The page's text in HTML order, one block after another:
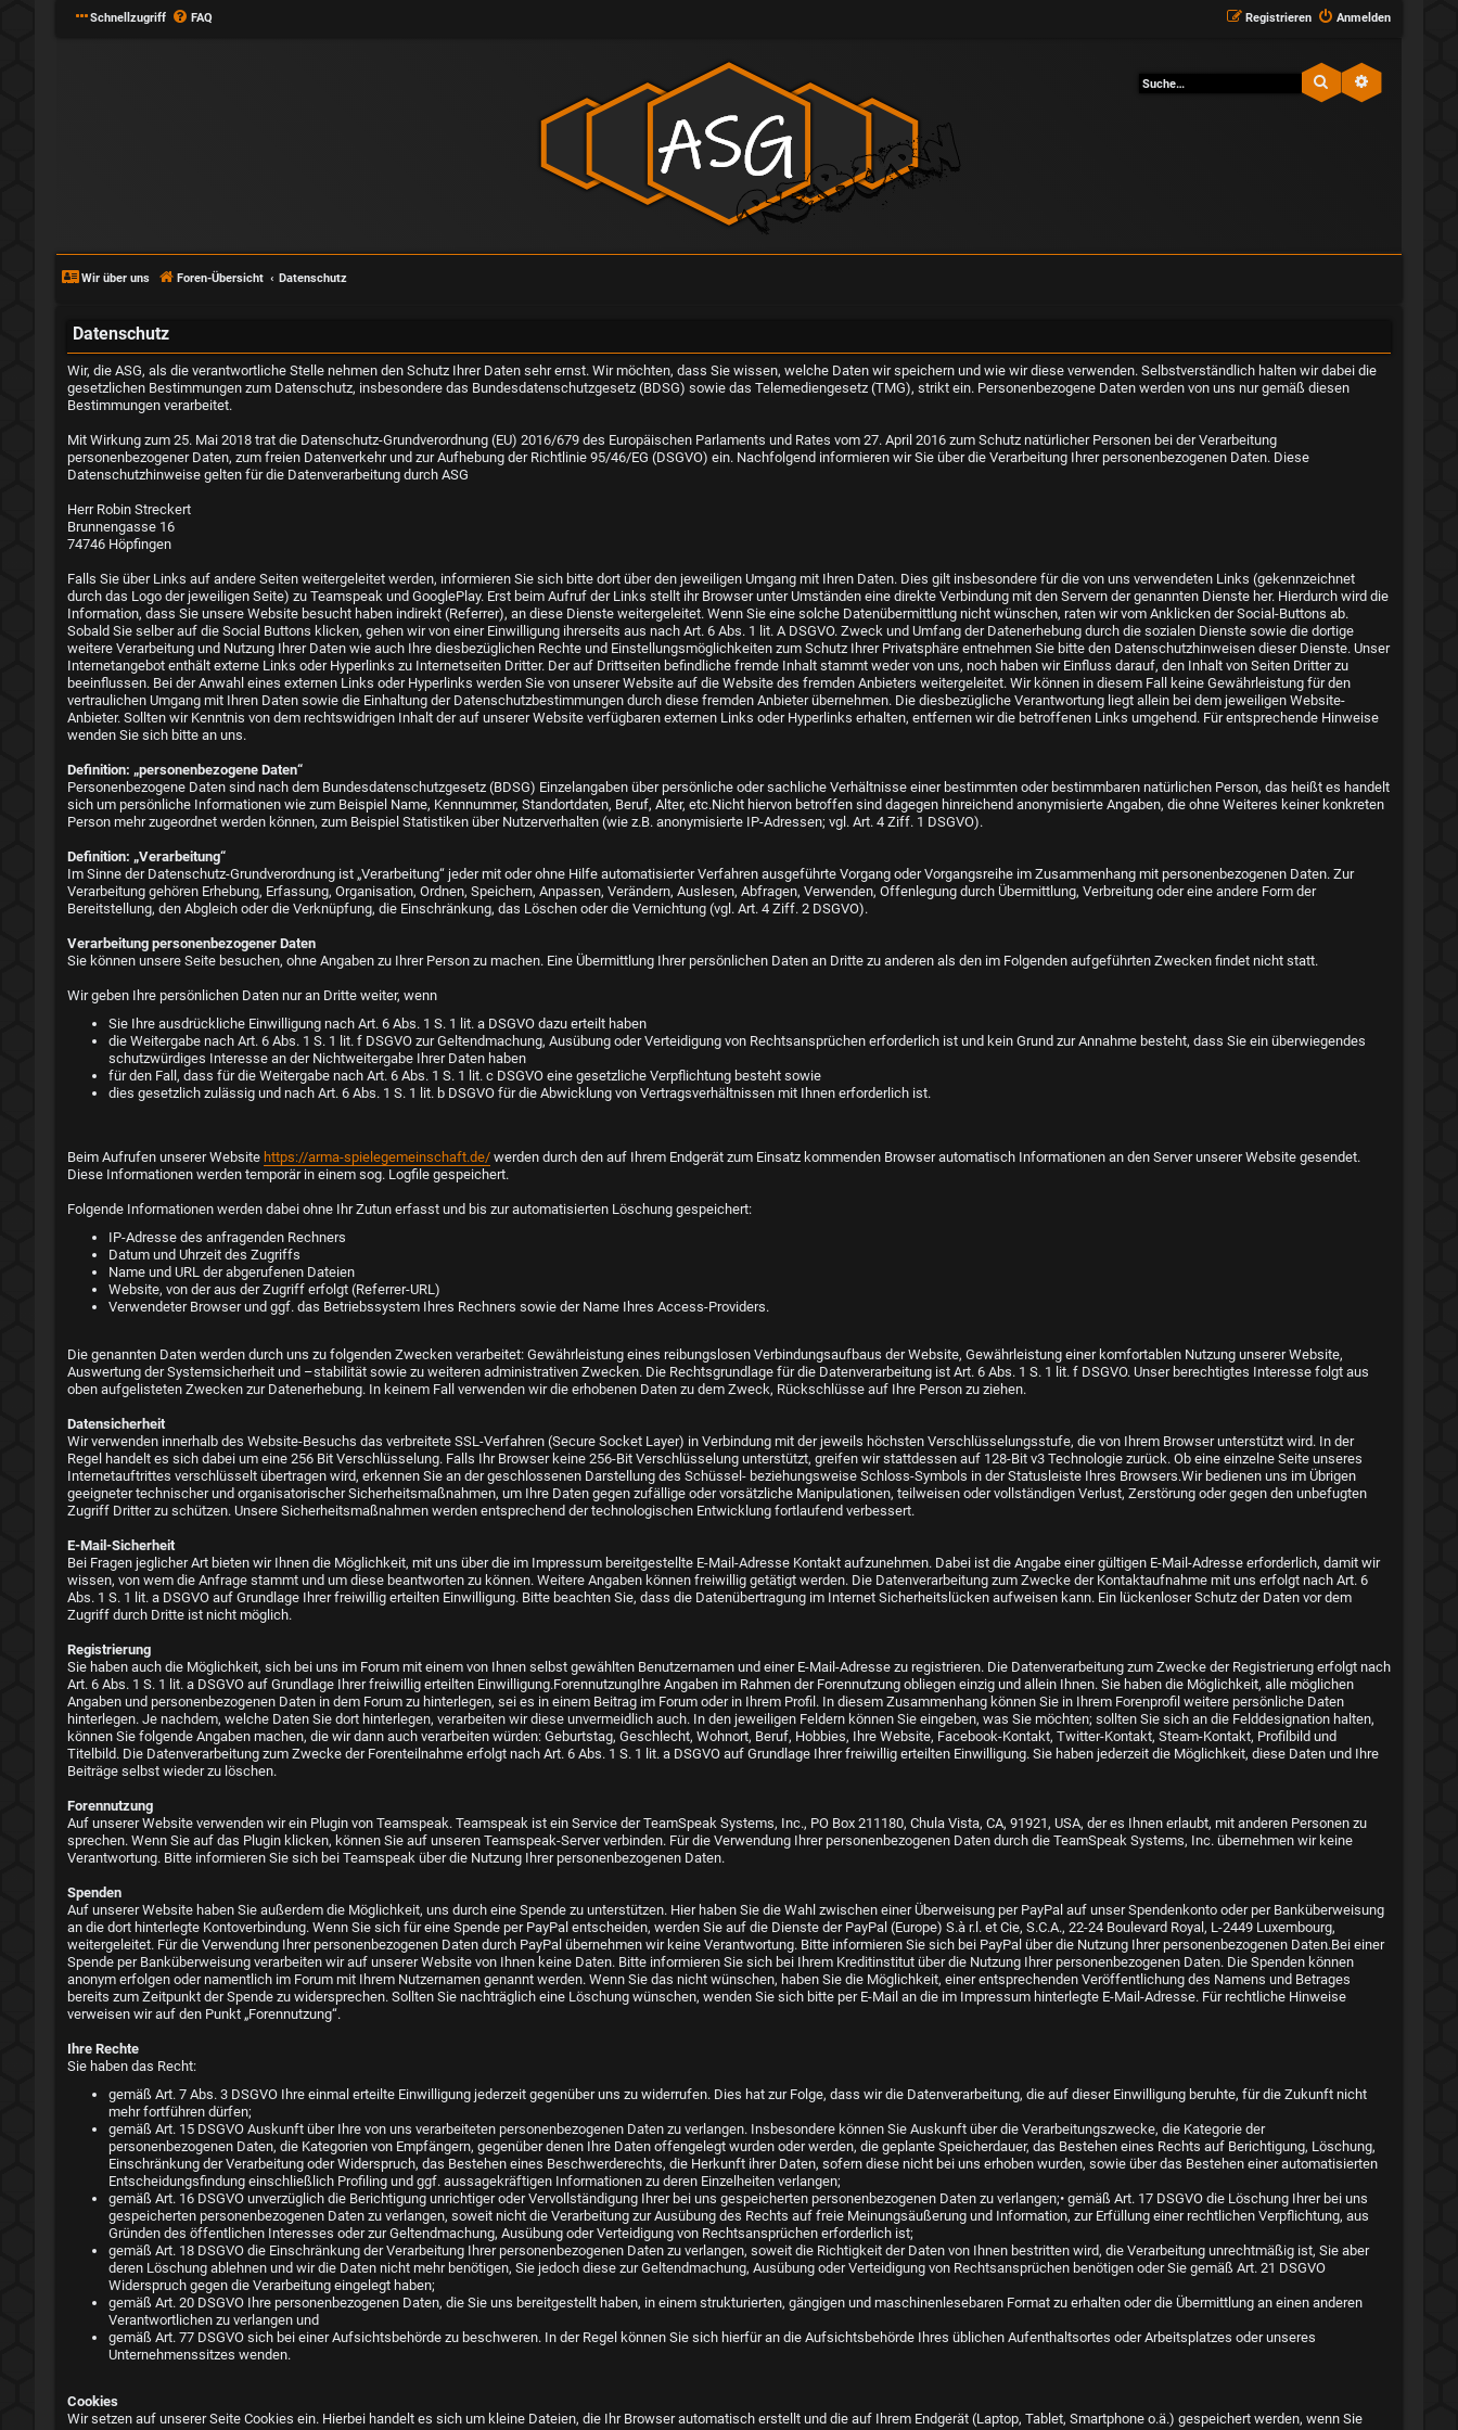
Schnellzugriff FAQ Anmelden
Registrieren
Suche
Wir über uns Foren-Übersicht Datenschutz
Datenschutz
Wir, die ASG, als die verantwortliche Stelle nehmen den Schutz Ihrer Daten sehr ernst. Wir möchten, dass Sie wissen, welche Daten wir speichern und wie wir diese verwenden. Selbstverständlich halten wir dabei die
gesetzlichen Bestimmungen zum Datenschutz, insbesondere das Bundesdatenschutzgesetz (BDSG) sowie das Telemediengesetz (TMG), strikt ein. Personenbezogene Daten werden von uns nur gemäß diesen
Bestimmungen verarbeitet.
Mit Wirkung zum 25. Mai 2018 trat die Datenschutz-Grundverordnung (EU) 2016/679 des Europäischen Parlaments und Rates vom 27. April 2016 zum Schutz natürlicher Personen bei der Verarbeitung
personenbezogener Daten, zum freien Datenverkehr und zur Aufhebung der Richtlinie 95/46/EG (DSGVO) ein. Nachfolgend informieren wir Sie über die Verarbeitung Ihrer personenbezogenen Daten. Diese
Datenschutzhinweise gelten für die Datenverarbeitung durch ASG
Herr Robin Streckert
Brunnengasse 16
74746 Höpfingen
Falls Sie über Links auf andere Seiten weitergeleitet werden, informieren Sie sich bitte dort über den jeweiligen Umgang mit Ihren Daten. Dies gilt insbesondere für die von uns verwendeten Links (gekennzeichnet
durch das Logo der jeweiligen Seite) zu Teamspeak und GooglePlay. Erst beim Aufruf der Links stellt ihr Browser unter Umständen eine direkte Verbindung mit den Servern der genannten Dienste her. Hierdurch wird die
Information, dass Sie unsere Website besucht haben indirekt (Referrer), an diese Dienste weitergeleitet. Wenn Sie eine solche Datenübermittlung nicht wünschen, raten wir vom Anklicken der Social-Buttons ab.
Sobald Sie selber auf die Social Buttons klicken, gehen wir von einer Einwilligung ihrerseits aus nach Art. 6 Abs. 1 lit. A DSGVO. Zweck und Umfang der Datenerhebung durch die sozialen Dienste sowie die dortige
weitere Verarbeitung und Nutzung Ihrer Daten wie auch Ihre diesbezüglichen Rechte und Einstellungsmöglichkeiten zum Schutz Ihrer Privatsphäre entnehmen Sie bitte den Datenschutzhinweisen dieser Dienste. Unser
Internetangebot enthält externe Links oder Hyperlinks zu Internetseiten Dritter. Der auf Drittseiten befindliche fremde Inhalt stammt weder von uns, noch haben wir Einfluss darauf, den Inhalt von Seiten Dritter zu
beeinflussen. Bei der Anwahl eines externen Links oder Hyperlinks werden Sie von unserer Website auf die Website des fremden Anbieters weitergeleitet. Wir können in diesem Fall keine Gewährleistung für den
vertraulichen Umgang mit Ihren Daten sowie die Einhaltung der Datenschutzbestimmungen durch diese fremden Anbieter übernehmen. Die diesbezügliche Verantwortung liegt allein bei dem jeweiligen Website-
Anbieter. Sollten wir Kenntnis von dem rechtswidrigen Inhalt der auf unserer Website verfügbaren externen Links oder Hyperlinks erhalten, entfernen wir die betroffenen Links umgehend. Für entsprechende Hinweise
wenden Sie sich bitte an uns.
Definition: „personenbezogene Daten“
Personenbezogene Daten sind nach dem Bundesdatenschutzgesetz (BDSG) Einzelangaben über persönliche oder sachliche Verhältnisse einer bestimmten oder bestimmbaren natürlichen Person, das heißt es handelt
sich um persönliche Informationen wie zum Beispiel Name, Kennnummer, Standortdaten, Beruf, Alter, etc.Nicht hiervon betroffen sind dagegen hinreichend anonymisierte Angaben, die ohne Weiteres keiner konkreten
Person mehr zugeordnet werden können, zum Beispiel Statistiken über Nutzerverhalten (wie z.B. anonymisierte IP-Adressen; vgl. Art. 4 Ziff. 1 DSGVO).
Definition: „Verarbeitung“
Im Sinne der Datenschutz-Grundverordnung ist „Verarbeitung“ jeder mit oder ohne Hilfe automatisierter Verfahren ausgeführte Vorgang oder Vorgangsreihe im Zusammenhang mit personenbezogenen Daten. Zur
Verarbeitung gehören Erhebung, Erfassung, Organisation, Ordnen, Speichern, Anpassen, Verändern, Auslesen, Abfragen, Verwenden, Offenlegung durch Übermittlung, Verbreitung oder eine andere Form der
Bereitstellung, den Abgleich oder die Verknüpfung, die Einschränkung, das Löschen oder die Vernichtung (vgl. Art. 4 Ziff. 2 DSGVO).
Verarbeitung personenbezogener Daten
Sie können unsere Seite besuchen, ohne Angaben zu Ihrer Person zu machen. Eine Übermittlung Ihrer persönlichen Daten an Dritte zu anderen als den im Folgenden aufgeführten Zwecken findet nicht statt.
Wir geben Ihre persönlichen Daten nur an Dritte weiter, wenn
Sie Ihre ausdrückliche Einwilligung nach Art. 6 Abs. 1 S. 1 lit. a DSGVO dazu erteilt haben
die Weitergabe nach Art. 6 Abs. 1 S. 1 lit. f DSGVO zur Geltendmachung, Ausübung oder Verteidigung von Rechtsansprüchen erforderlich ist und kein Grund zur Annahme besteht, dass Sie ein überwiegendes
schutzwürdiges Interesse an der Nichtweitergabe Ihrer Daten haben
für den Fall, dass für die Weitergabe nach Art. 6 Abs. 1 S. 1 lit. c DSGVO eine gesetzliche Verpflichtung besteht sowie
dies gesetzlich zulässig und nach Art. 6 Abs. 1 S. 1 lit. b DSGVO für die Abwicklung von Vertragsverhältnissen mit Ihnen erforderlich ist.
Beim Aufrufen unserer Website https://arma-spielegemeinschaft.de/ werden durch den auf Ihrem Endgerät zum Einsatz kommenden Browser automatisch Informationen an den Server unserer Website gesendet.
Diese Informationen werden temporär in einem sog. Logfile gespeichert.
Folgende Informationen werden dabei ohne Ihr Zutun erfasst und bis zur automatisierten Löschung gespeichert:
IP-Adresse des anfragenden Rechners
Datum und Uhrzeit des Zugriffs
Name und URL der abgerufenen Dateien
Website, von der aus der Zugriff erfolgt (Referrer-URL)
Verwendeter Browser und ggf. das Betriebssystem Ihres Rechners sowie der Name Ihres Access-Providers.
Die genannten Daten werden durch uns zu folgenden Zwecken verarbeitet: Gewährleistung eines reibungslosen Verbindungsaufbaus der Website, Gewährleistung einer komfortablen Nutzung unserer Website,
Auswertung der Systemsicherheit und –stabilität sowie zu weiteren administrativen Zwecken. Die Rechtsgrundlage für die Datenverarbeitung ist Art. 6 Abs. 1 S. 1 lit. f DSGVO. Unser berechtigtes Interesse folgt aus
oben aufgelisteten Zwecken zur Datenerhebung. In keinem Fall verwenden wir die erhobenen Daten zu dem Zweck, Rückschlüsse auf Ihre Person zu ziehen.
Datensicherheit
Wir verwenden innerhalb des Website-Besuchs das verbreitete SSL-Verfahren (Secure Socket Layer) in Verbindung mit der jeweils höchsten Verschlüsselungsstufe, die von Ihrem Browser unterstützt wird. In der
Regel handelt es sich dabei um eine 256 Bit Verschlüsselung. Falls Ihr Browser keine 256-Bit Verschlüsselung unterstützt, greifen wir stattdessen auf 128-Bit v3 Technologie zurück. Ob eine einzelne Seite unseres
Internetauftrittes verschlüsselt übertragen wird, erkennen Sie an der geschlossenen Darstellung des Schüssel- beziehungsweise Schloss-Symbols in der Statusleiste Ihres Browsers.Wir bedienen uns im Übrigen
geeigneter technischer und organisatorischer Sicherheitsmaßnahmen, um Ihre Daten gegen zufällige oder vorsätzliche Manipulationen, teilweisen oder vollständigen Verlust, Zerstörung oder gegen den unbefugten
Zugriff Dritter zu schützen. Unsere Sicherheitsmaßnahmen werden entsprechend der technologischen Entwicklung fortlaufend verbessert.
E-Mail-Sicherheit
Bei Fragen jeglicher Art bieten wir Ihnen die Möglichkeit, mit uns über die im Impressum bereitgestellte E-Mail-Adresse Kontakt aufzunehmen. Dabei ist die Angabe einer gültigen E-Mail-Adresse erforderlich, damit wir
wissen, von wem die Anfrage stammt und um diese beantworten zu können. Weitere Angaben können freiwillig getätigt werden. Die Datenverarbeitung zum Zwecke der Kontaktaufnahme mit uns erfolgt nach Art. 6
Abs. 1 S. 1 lit. a DSGVO auf Grundlage Ihrer freiwillig erteilten Einwilligung. Bitte beachten Sie, dass die Datenübertragung im Internet Sicherheitslücken aufweisen kann. Ein lückenloser Schutz der Daten vor dem
Zugriff durch Dritte ist nicht möglich.
Registrierung
Sie haben auch die Möglichkeit, sich bei uns im Forum mit einem von Ihnen selbst gewählten Benutzernamen und einer E-Mail-Adresse zu registrieren. Die Datenverarbeitung zum Zwecke der Registrierung erfolgt nach
Art. 6 Abs. 1 S. 1 lit. a DSGVO auf Grundlage Ihrer freiwillig erteilten Einwilligung.ForennutzungIhre Angaben im Rahmen der Forennutzung obliegen einzig und allein Ihnen. Sie haben die Möglichkeit, alle möglichen
Angaben und personenbezogenen Daten in dem Forum zu hinterlegen, sei es in einem Beitrag im Forum oder in Ihrem Profil. In diesem Zusammenhang können Sie in Ihrem Forenprofil weitere persönliche Daten
hinterlegen. Je nachdem, welche Daten Sie dort hinterlegen, verarbeiten wir diese unvermeidlich auch. In den jeweiligen Feldern können Sie eingeben, was Sie möchten; sollten Sie sich an die Felddesignation halten,
können Sie folgende Angaben machen, die wir dann auch verarbeiten würden: Geburtstag, Geschlecht, Wohnort, Beruf, Hobbies, Ihre Website, Facebook-Kontakt, Twitter-Kontakt, Steam-Kontakt, Profilbild und
Titelbild. Die Datenverarbeitung zum Zwecke der Forenteilnahme erfolgt nach Art. 6 Abs. 1 S. 1 lit. a DSGVO auf Grundlage Ihrer freiwillig erteilten Einwilligung. Sie haben jederzeit die Möglichkeit, diese Daten und Ihre
Beiträge selbst wieder zu löschen.
Forennutzung
Auf unserer Website verwenden wir ein Plugin von Teamspeak. Teamspeak ist ein Service der TeamSpeak Systems, Inc., PO Box 211180, Chula Vista, CA, 91921, USA, der es Ihnen erlaubt, mit anderen Personen zu
sprechen. Wenn Sie auf das Plugin klicken, können Sie auf unseren Teamspeak-Server verbinden. Für die Verwendung Ihrer personenbezogenen Daten durch die TeamSpeak Systems, Inc. übernehmen wir keine
Verantwortung. Bitte informieren Sie sich bei Teamspeak über die Nutzung Ihrer personenbezogenen Daten.
Spenden
Auf unserer Website haben Sie außerdem die Möglichkeit, uns durch eine Spende zu unterstützen. Hier haben Sie die Wahl zwischen einer Überweisung per PayPal auf unser Spendenkonto oder per Banküberweisung
an die dort hinterlegte Kontoverbindung. Wenn Sie sich für eine Spende per PayPal entscheiden, werden Sie auf die Dienste der PayPal (Europe) S.à r.l. et Cie, S.C.A., 22-24 Boulevard Royal, L-2449 Luxembourg,
weitergeleitet. Für die Verwendung Ihrer personenbezogenen Daten durch PayPal übernehmen wir keine Verantwortung. Bitte informieren Sie sich bei PayPal über die Nutzung Ihrer personenbezogenen Daten.Bei einer
Spende per Banküberweisung verarbeiten wir auf unserer Website von Ihnen keine Daten. Bitte informieren Sie sich bei Ihrem Kreditinstitut über die Nutzung Ihrer personenbezogenen Daten. Die Spenden können
anonym erfolgen oder namentlich im Forum mit Ihrem Nutzernamen genannt werden. Wenn Sie das nicht wünschen, haben Sie die Möglichkeit, einer entsprechenden Veröffentlichung des Namens und Betrages
bereits zum Zeitpunkt der Spende zu widersprechen. Sollten Sie nachträglich eine Löschung wünschen, wenden Sie sich bitte per E-Mail an die im Impressum hinterlegte E-Mail-Adresse. Für rechtliche Hinweise
verweisen wir auf den Punkt „Forennutzung“.
Ihre Rechte
Sie haben das Recht:
gemäß Art. 7 Abs. 3 DSGVO Ihre einmal erteilte Einwilligung jederzeit gegenüber uns zu widerrufen. Dies hat zur Folge, dass wir die Datenverarbeitung, die auf dieser Einwilligung beruhte, für die Zukunft nicht
mehr fortführen dürfen;
gemäß Art. 15 DSGVO Auskunft über Ihre von uns verarbeiteten personenbezogenen Daten zu verlangen. Insbesondere können Sie Auskunft über die Verarbeitungszwecke, die Kategorie der
personenbezogenen Daten, die Kategorien von Empfängern, gegenüber denen Ihre Daten offengelegt wurden oder werden, die geplante Speicherdauer, das Bestehen eines Rechts auf Berichtigung, Löschung,
Einschränkung der Verarbeitung oder Widerspruch, das Bestehen eines Beschwerderechts, die Herkunft ihrer Daten, sofern diese nicht bei uns erhoben wurden, sowie über das Bestehen einer automatisierten
Entscheidungsfindung einschließlich Profiling und ggf. aussagekräftigen Informationen zu deren Einzelheiten verlangen;
gemäß Art. 16 DSGVO unverzüglich die Berichtigung unrichtiger oder Vervollständigung Ihrer bei uns gespeicherten personenbezogenen Daten zu verlangen;• gemäß Art. 17 DSGVO die Löschung Ihrer bei uns
gespeicherten personenbezogenen Daten zu verlangen, soweit nicht die Verarbeitung zur Ausübung des Rechts auf freie Meinungsäußerung und Information, zur Erfüllung einer rechtlichen Verpflichtung, aus
Gründen des öffentlichen Interesses oder zur Geltendmachung, Ausübung oder Verteidigung von Rechtsansprüchen erforderlich ist;
gemäß Art. 18 DSGVO die Einschränkung der Verarbeitung Ihrer personenbezogenen Daten zu verlangen, soweit die Richtigkeit der Daten von Ihnen bestritten wird, die Verarbeitung unrechtmäßig ist, Sie aber
deren Löschung ablehnen und wir die Daten nicht mehr benötigen, Sie jedoch diese zur Geltendmachung, Ausübung oder Verteidigung von Rechtsansprüchen benötigen oder Sie gemäß Art. 21 DSGVO
Widerspruch gegen die Verarbeitung eingelegt haben;
gemäß Art. 20 DSGVO Ihre personenbezogenen Daten, die Sie uns bereitgestellt haben, in einem strukturierten, gängigen und maschinenlesebaren Format zu erhalten oder die Übermittlung an einen anderen
Verantwortlichen zu verlangen und
gemäß Art. 77 DSGVO sich bei einer Aufsichtsbehörde zu beschweren. In der Regel können Sie sich hierfür an die Aufsichtsbehörde Ihres üblichen Aufenthaltsortes oder Arbeitsplatzes oder unseres
Unternehmenssitzes wenden.
Cookies
Wir setzen auf unserer Seite Cookies ein. Hierbei handelt es sich um kleine Dateien, die Ihr Browser automatisch erstellt und die auf Ihrem Endgerät (Laptop, Tablet, Smartphone o.ä.) gespeichert werden, wenn Sie